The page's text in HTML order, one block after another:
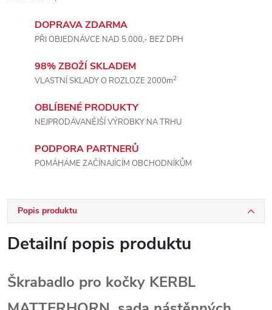
DOPRAVA ZDARMA
PŘI OBJEDNÁVCE NAD 5.000,- BEZ DPH
98% ZBOŽÍ SKLADEM
VLASTNÍ SKLADY O ROZLOZE 2000m2
OBLÍBENÉ PRODUKTY
NEJPRODÁVANĚJŠÍ VÝROBKY NA TRHU
PODPORA PARTNERŮ
POMÁHÁME ZAČÍNAJÍCÍM OBCHODNÍKŮM
Popis produktu
Detailní popis produktu
Škrabadlo pro kočky KERBL